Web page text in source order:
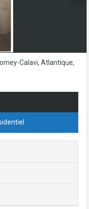
Calavi, Atlantique,